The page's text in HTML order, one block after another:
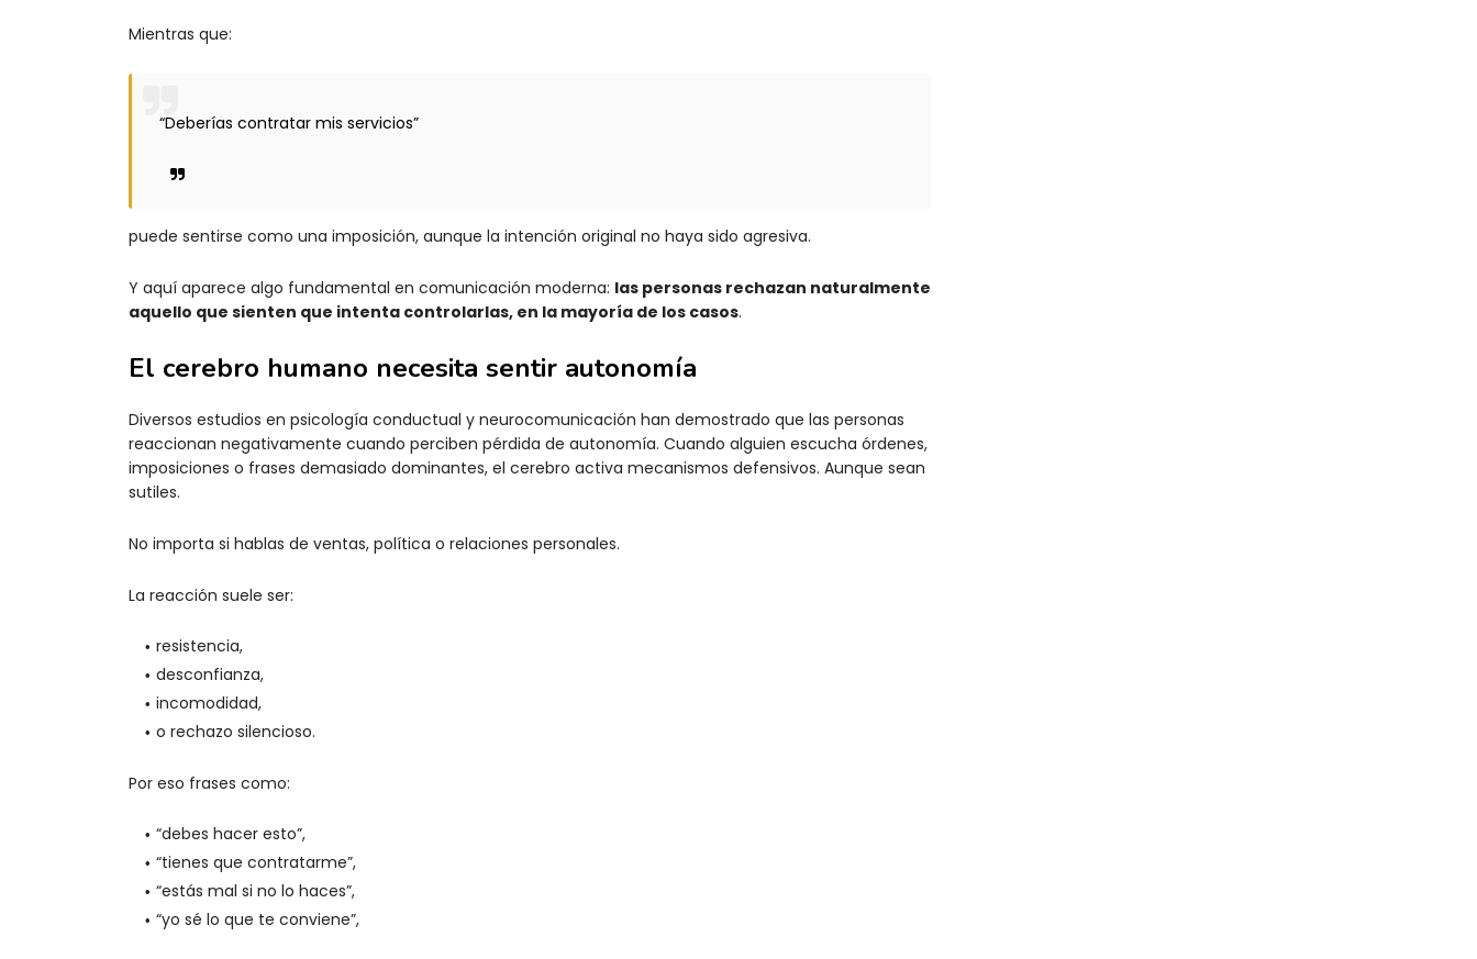
Mientras que:
“Deberías contratar mis servicios”
puede sentirse como una imposición, aunque la intención original no haya sido agresiva.
Y aquí aparece algo fundamental en comunicación moderna: las personas rechazan naturalmente
aquello que sienten que intenta controlarlas, en la mayoría de los casos.
El cerebro humano necesita sentir autonomía
Diversos estudios en psicología conductual y neurocomunicación han demostrado que las personas
reaccionan negativamente cuando perciben pérdida de autonomía. Cuando alguien escucha órdenes,
imposiciones o frases demasiado dominantes, el cerebro activa mecanismos defensivos. Aunque sean
sutiles.
No importa si hablas de ventas, política o relaciones personales.
La reacción suele ser:
resistencia,
desconfianza,
incomodidad,
o rechazo silencioso.
Por eso frases como:
“debes hacer esto”,
“tienes que contratarme”,
“estás mal si no lo haces”,
“yo sé lo que te conviene”,